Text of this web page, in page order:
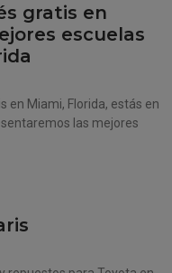
gratis en
escuelas
en Miami, Florida, estás en
las mejores